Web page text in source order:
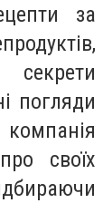
за
секрети
погляди
своїх